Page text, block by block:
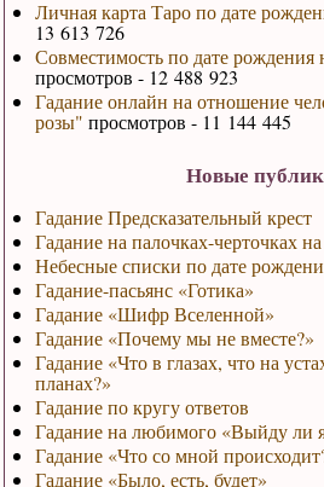
Личная карта Таро по дате
13 613 726
Совместимость по дате рождения
просмотров - 12 488 923
Гадание онлайн на отношение
розы" просмотров - 11 144 445
Новые
Гадание Предсказательный крест
Гадание на палочках-черточках
Небесные списки по дате
Гадание-пасьянс «Готика»
Гадание «Шифр Вселенной»
Гадание «Почему мы не вместе?»
Гадание «Что в глазах, что на
планах?»
Гадание по кругу ответов
Гадание на любимого «Выйду ли
Гадание «Что со мной
Гадание «Было, есть, будет»